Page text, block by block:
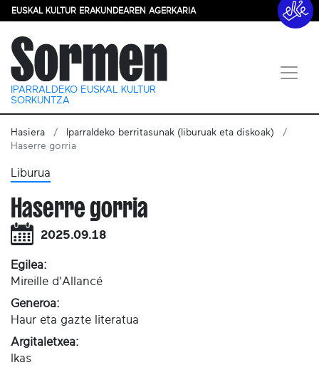
EUSKAL KULTUR ERAKUNDEAREN AGERKARIA
IPARRALDEKO EUSKAL KULTUR
SORKUNTZA
Hasiera
Iparraldeko berritasunak (liburuak eta diskoak)
Haserre gorria
Liburua
Haserre gorria
2025.09.18
Egilea:
Mireille d'Allancé
Generoa:
Haur eta gazte literatua
Argitaletxea:
Ikas